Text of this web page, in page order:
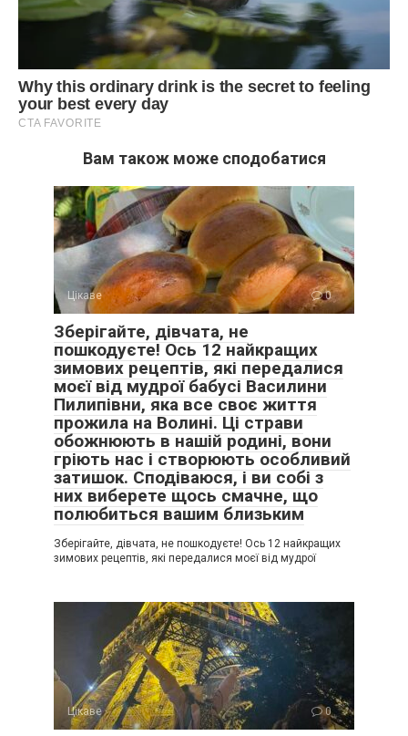
Вам також може сподобатися
Цікаве 0
Зберігайте, дівчата, не
пошкодуєте! Ось 12 найкращих
зимових рецептів, які передалися
моєї від мудрої бабусі Василини
Пилипівни, яка все своє життя
прожила на Волині. Ці страви
обожнюють в нашій родині, вони
гріють нас і створюють особливий
затишок. Сподіваюся, і ви собі з
них виберете щось смачне, що
полюбиться вашим близьким
Зберігайте, дівчата, не пошкодуєте! Ось 12 найкращих
зимових рецептів, які передалися моєї від мудрої
Цікаве 0